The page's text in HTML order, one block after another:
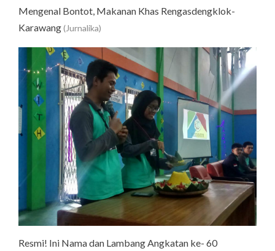
Mengenal Bontot, Makanan Khas Rengasdengklok-
Karawang(Jurnalika)
Resmi! Ini Nama dan Lambang Angkatan ke- 60